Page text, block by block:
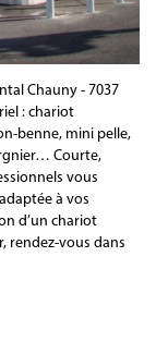
Chauny - 7037
: chariot
benne, mini pelle,
Courte,
vous
à vos
d’un chariot
rendez-vous dans